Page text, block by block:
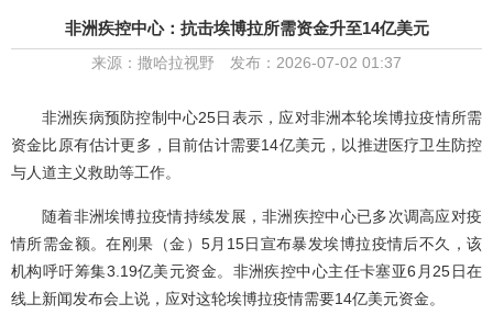
非洲疾控中心：抗击埃博拉所需资金升至14亿美元
来源：撒哈拉视野 发布：2026-07-02 01:37
非洲疾病预防控制中心25日表示，应对非洲本轮埃博拉疫情所需
资金比原有估计更多，目前估计需要14亿美元，以推进医疗卫生防控
与人道主义救助等工作。
随着非洲埃博拉疫情持续发展，非洲疾控中心已多次调高应对疫
情所需金额。在刚果（金）5月15日宣布暴发埃博拉疫情后不久，该
机构呼吁筹集3.19亿美元资金。非洲疾控中心主任卡塞亚6月25日在
线上新闻发布会上说，应对这轮埃博拉疫情需要14亿美元资金。